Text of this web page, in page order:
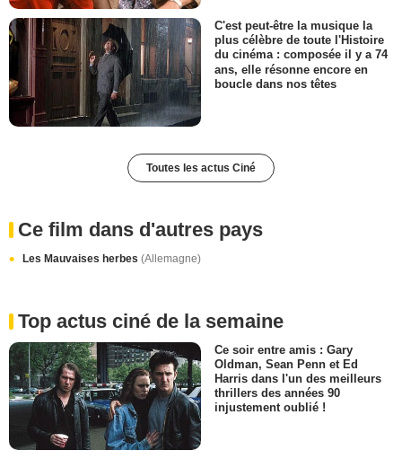
C'est peut-être la musique la
plus célèbre de toute l'Histoire
du cinéma : composée il y a 74
ans, elle résonne encore en
boucle dans nos têtes
Toutes les actus Ciné
Ce film dans d'autres pays
Les Mauvaises herbes (Allemagne)
Top actus ciné de la semaine
Ce soir entre amis : Gary
Oldman, Sean Penn et Ed
Harris dans l'un des meilleurs
thrillers des années 90
injustement oublié !